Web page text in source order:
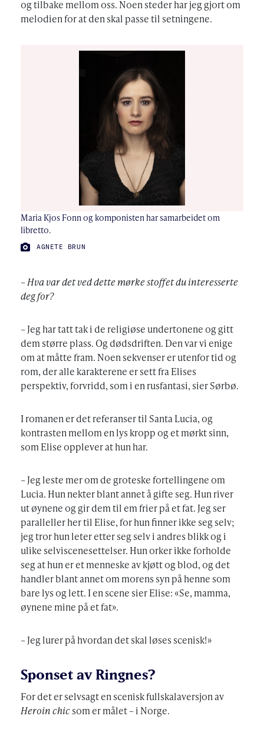
og tilbake mellom oss. Noen steder har jeg gjort om
melodien for at den skal passe til setningene.
Maria Kjos Fonn og komponisten har samarbeidet om
libretto.
FOTO:
AGNETE BRUN
– Hva var det ved dette mørke stoffet du interesserte
deg for?
– Jeg har tatt tak i de religiøse undertonene og gitt
dem større plass. Og dødsdriften. Den var vi enige
om at måtte fram. Noen sekvenser er utenfor tid og
rom, der alle karakterene er sett fra Elises
perspektiv, forvridd, som i en rusfantasi, sier Sørbø.
I romanen er det referanser til Santa Lucia, og
kontrasten mellom en lys kropp og et mørkt sinn,
som Elise opplever at hun har.
– Jeg leste mer om de groteske fortellingene om
Lucia. Hun nekter blant annet å gifte seg. Hun river
ut øynene og gir dem til em frier på et fat. Jeg ser
paralleller her til Elise, for hun finner ikke seg selv;
jeg tror hun leter etter seg selv i andres blikk og i
ulike selviscenesettelser. Hun orker ikke forholde
seg at hun er et menneske av kjøtt og blod, og det
handler blant annet om morens syn på henne som
bare lys og lett. I en scene sier Elise: «Se, mamma,
øynene mine på et fat».
– Jeg lurer på hvordan det skal løses scenisk!»
Sponset av Ringnes?
For det er selvsagt en scenisk fullskalaversjon av
Heroin chicsom er målet – i Norge.